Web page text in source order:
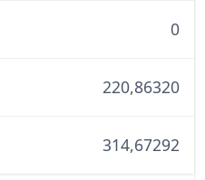
0
220,86320
314,67292